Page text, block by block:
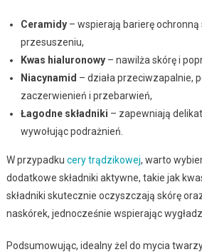
Ceramidy– wspierają barierę ochronną
przesuszeniu,
Kwas hialuronowy– nawilża skórę i
Niacynamid – działa przeciwzapalnie,
zaczerwienień i przebarwień,
Łagodne składniki – zapewniają
wywołując podrażnień.
W przypadku cery trądzikowej, warto
dodatkowe składniki aktywne, takie jak
składniki skutecznie oczyszczają skórę
naskórek, jednocześnie wspierając
Podsumowując, idealny żel do mycia